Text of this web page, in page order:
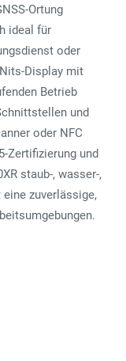
Ortung
ideal für
oder
Display mit
Betrieb
und
oder NFC
Zertifizierung und
staub-, wasser-,
zuverlässige,